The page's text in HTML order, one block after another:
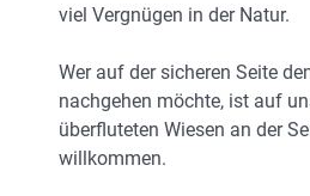
viel Vergnügen in der Natur.
Wer auf der sicheren Seite
nachgehen möchte, ist auf
überfluteten Wiesen an der
willkommen.